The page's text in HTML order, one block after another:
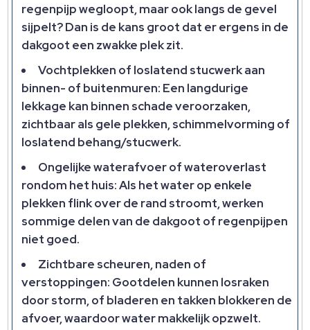
regenpijp wegloopt, maar ook langs de gevel
sijpelt? Dan is de kans groot dat er ergens in de
dakgoot een zwakke plek zit.
Vochtplekken of loslatend stucwerk aan
binnen- of buitenmuren: Een langdurige
lekkage kan binnen schade veroorzaken,
zichtbaar als gele plekken, schimmelvorming of
loslatend behang/stucwerk.
Ongelijke waterafvoer of wateroverlast
rondom het huis: Als het water op enkele
plekken flink over de rand stroomt, werken
sommige delen van de dakgoot of regenpijpen
niet goed.
Zichtbare scheuren, naden of
verstoppingen: Gootdelen kunnen losraken
door storm, of bladeren en takken blokkeren de
afvoer, waardoor water makkelijk opzwelt.